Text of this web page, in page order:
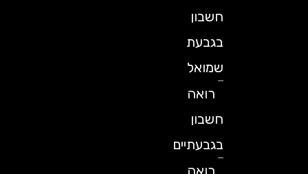
חשבון
בגבעת
שמואל
רואה
חשבון
בגבעתיים
רואה